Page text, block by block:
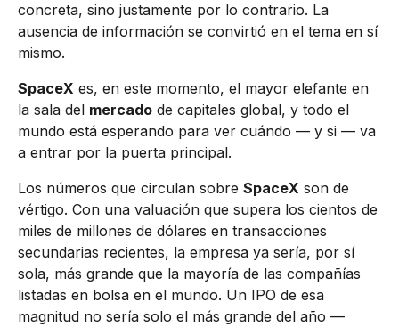
concreta, sino justamente por lo contrario. La
ausencia de información se convirtió en el tema en sí
mismo.
SpaceX es, en este momento, el mayor elefante en
la sala del mercado de capitales global, y todo el
mundo está esperando para ver cuándo — y si — va
a entrar por la puerta principal.
Los números que circulan sobre SpaceX son de
vértigo. Con una valuación que supera los cientos de
miles de millones de dólares en transacciones
secundarias recientes, la empresa ya sería, por sí
sola, más grande que la mayoría de las compañías
listadas en bolsa en el mundo. Un IPO de esa
magnitud no sería solo el más grande del año —